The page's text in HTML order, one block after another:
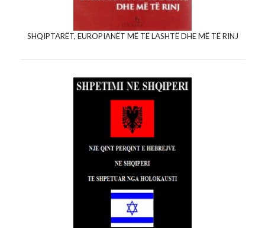
SHQIPTARËT, EUROPIANËT MË TË LASHTË DHE MË TË RINJ